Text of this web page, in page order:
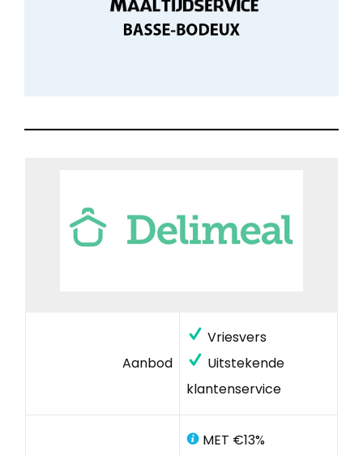
Aanbod
Vriesvers
Uitstekende
klantenservice
MET €13%